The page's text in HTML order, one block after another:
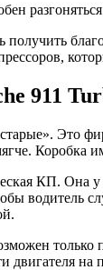
911
Это
Коробка
КП. Она
водитель
двигателя